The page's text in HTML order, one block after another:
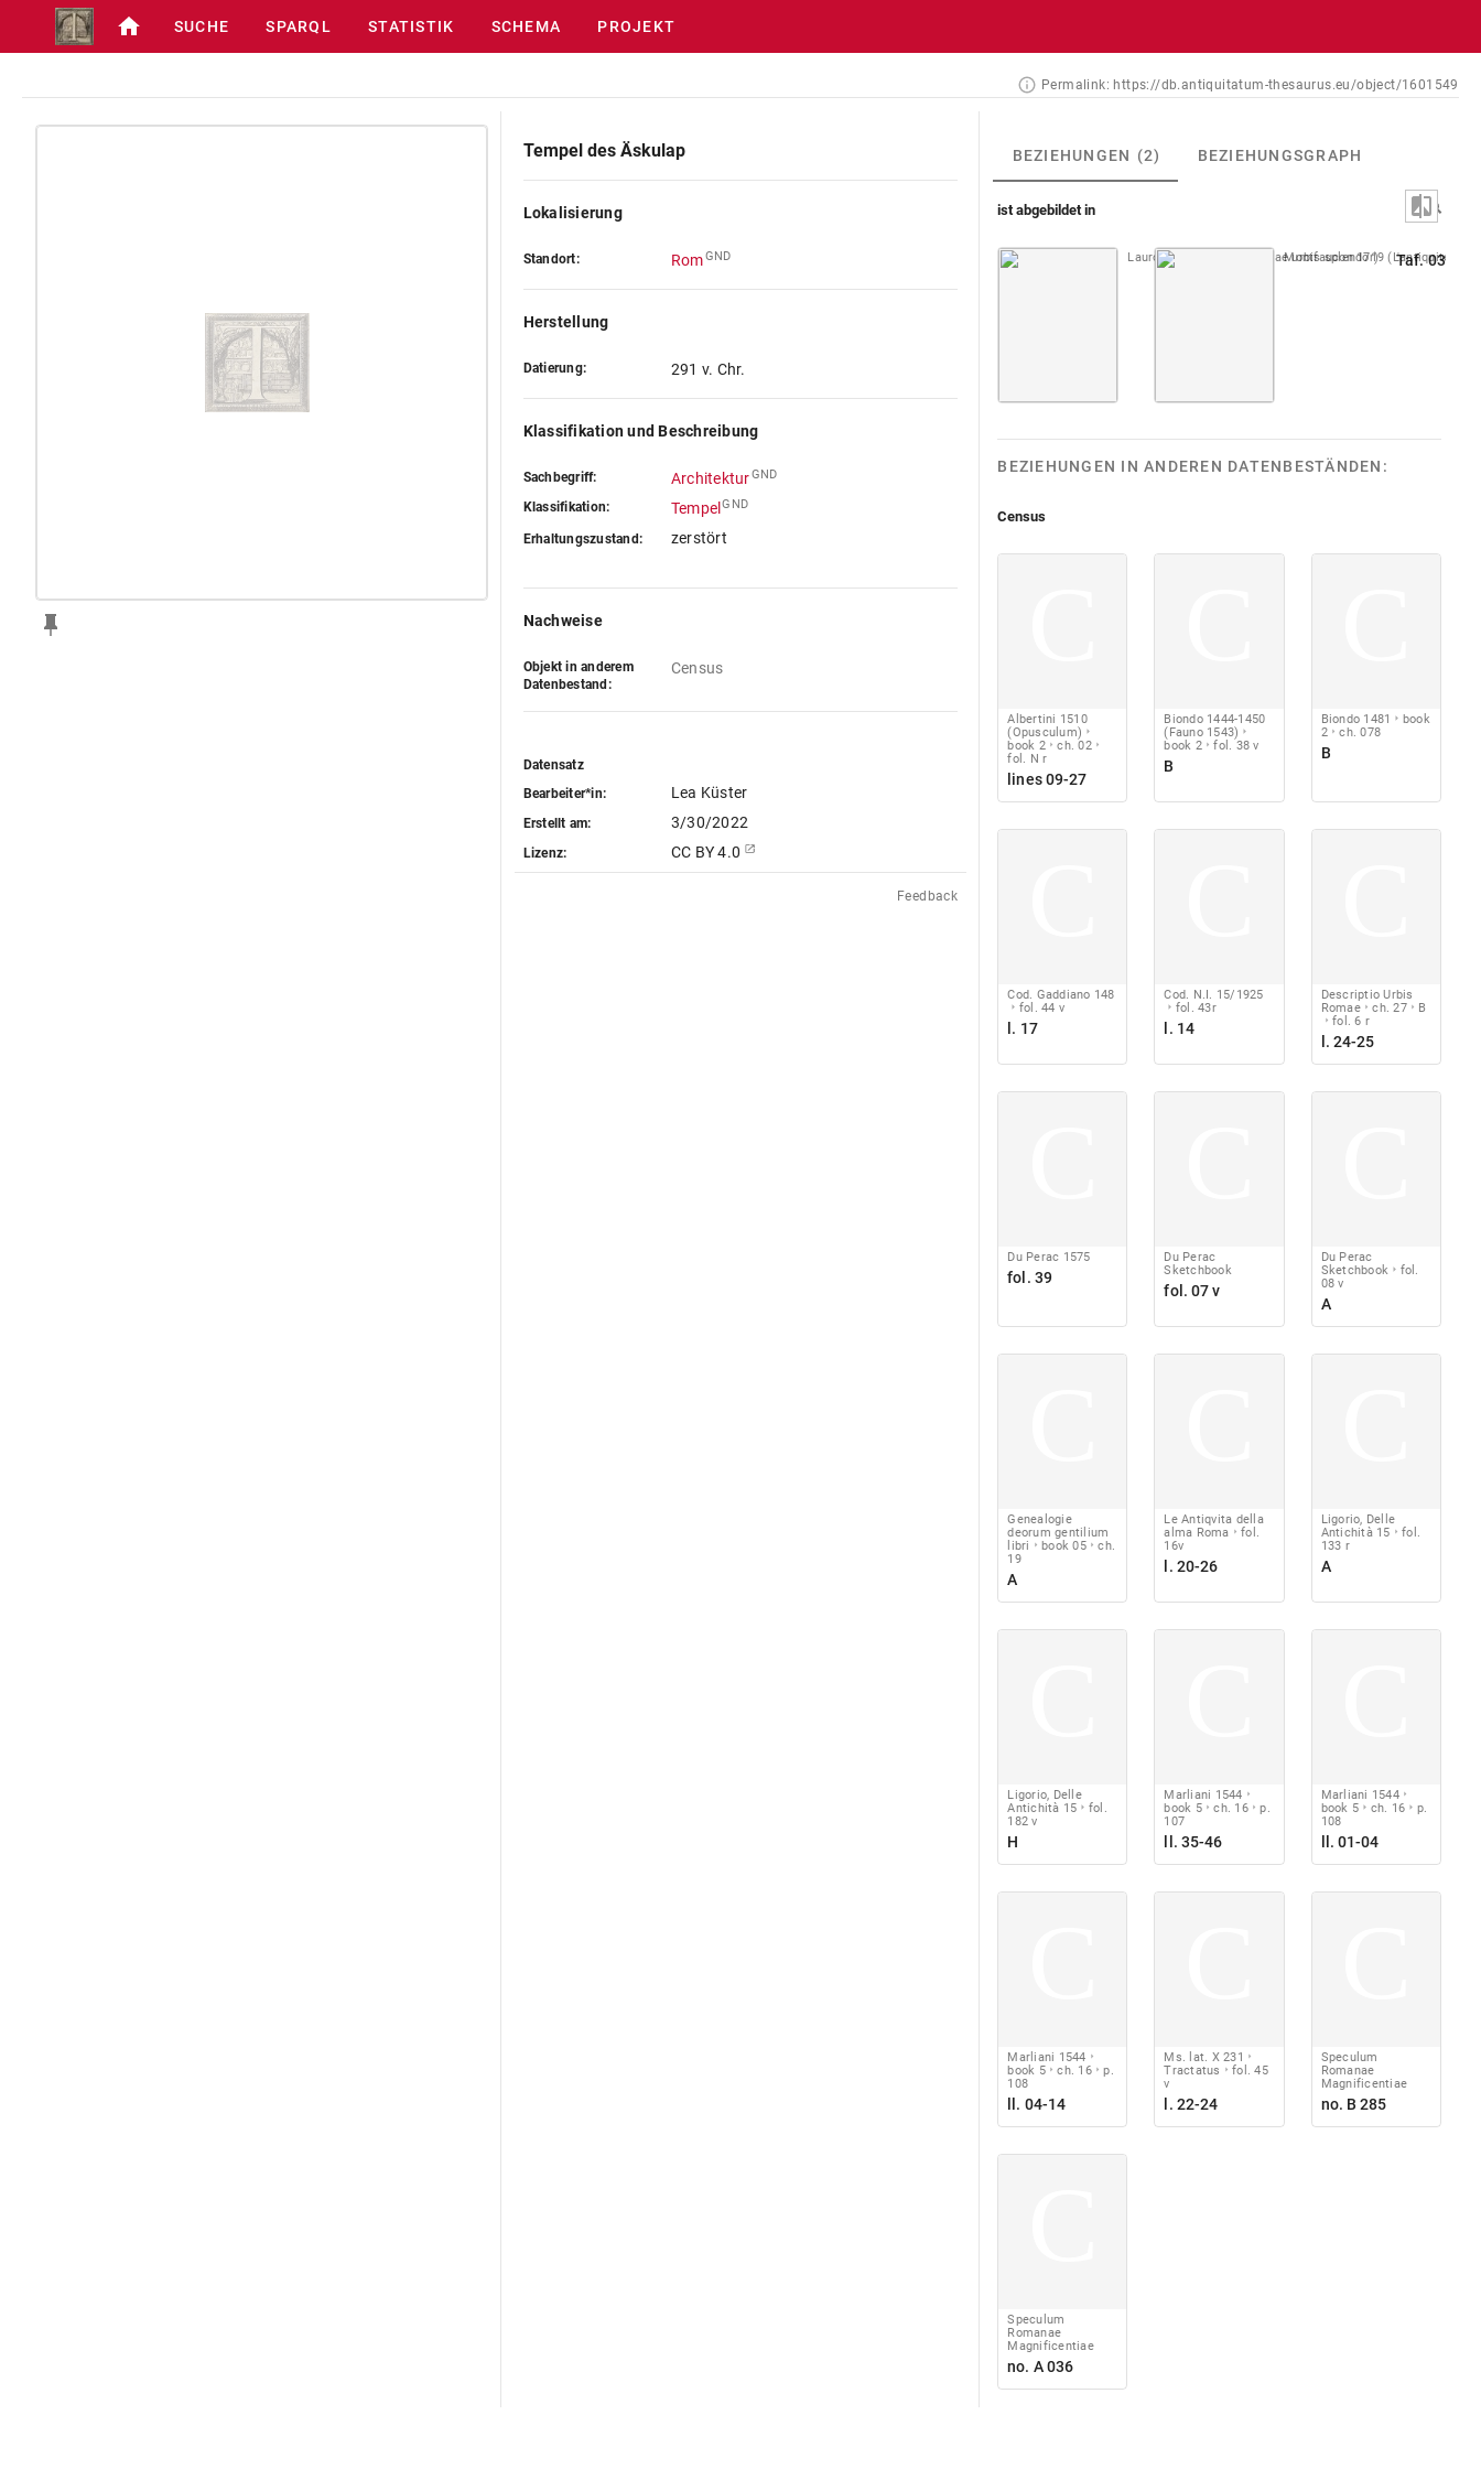
SUCHE SPARQL STATISTIK SCHEMA PROJEKT
Permalink: https://db.antiquitatum-thesaurus.eu/object/1601549
Tempel des Äskulap
Lokalisierung
Standort: RomGND
Herstellung
Datierung: 291 v. Chr.
Klassifikation und Beschreibung
Sachbegriff: ArchitekturGND
Klassifikation: Tempel GND
Erhaltungszustand: zerstört
Nachweise
Objekt in anderem
Datenbestand:
Census
Datensatz
Bearbeiter*in:
Lea Küster
Erstellt am: 3/30/2022
Lizenz: CC BY 4.0
Feedback
BEZIEHUNGEN (2) BEZIEHUNGSGRAPH
ist abgebildet in
Lauro 1612 [1637] (Antiquae urbis splendor) Taf. 031
Montfaucon 1719 (L'antiquité, 1.
BEZIEHUNGEN IN ANDEREN DATENBESTÄNDEN:
Census
Albertini 1510
(Opusculum)
book 2
ch. 02
fol. N r
lines 09-27
Biondo 1444-1450
(Fauno 1543)
book 2
fol. 38 v
B
Biondo 1481
book
2
ch. 078
B
Cod. Gaddiano 148
fol. 44 v
l. 17
Cod. N.I. 15/1925
fol. 43r
l. 14
Descriptio Urbis
Romae
ch. 27
B
fol. 6 r
l. 24-25
Du Perac 1575
fol. 39
Du Perac
Sketchbook
fol. 07 v
Du Perac
Sketchbook
fol.
08 v
A
Genealogie
deorum gentilium
libri
book 05
ch.
19
A
Le Antiqvita della
alma Roma
fol.
16v
l. 20-26
Ligorio, Delle
Antichità 15
fol.
133 r
A
Ligorio, Delle
Antichità 15
fol.
182 v
H
Marliani 1544
book 5
ch. 16
p.
107
ll. 35-46
Marliani 1544
book 5
ch. 16
p.
108
ll. 01-04
Marliani 1544
book 5
ch. 16
p.
108
ll. 04-14
Ms. lat. X 231
Tractatus
fol. 45
v
l. 22-24
Speculum
Romanae
Magnificentiae
no. B 285
Speculum
Romanae
Magnificentiae
no. A 036